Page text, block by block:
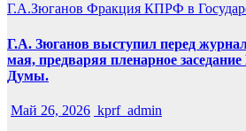
Г.А.Зюганов Фракция КПРФ в
Г.А. Зюганов выступил перед
мая, предваряя пленарное заседание
Думы.
Май 26, 2026 kprf_admin